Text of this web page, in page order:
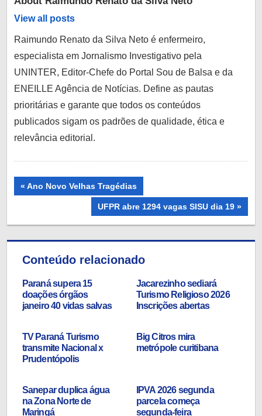
View all posts
Raimundo Renato da Silva Neto é enfermeiro,
especialista em Jornalismo Investigativo pela
UNINTER, Editor-Chefe do Portal Sou de Balsa e da
ENEILLE Agência de Notícias. Define as pautas
prioritárias e garante que todos os conteúdos
publicados sigam os padrões de qualidade, ética e
relevância editorial.
Navegação
Post
Previous
Ano Novo Velhas Tragédias
Next
UFPR abre 1294 vagas SISU dia 19
Conteúdo relacionado
Paraná supera 15
doações órgãos
janeiro 40 vidas salvas
Jacarezinho sediará
Turismo Religioso 2026
Inscrições abertas
TV Paraná Turismo
transmite Nacional x
Prudentópolis
Big Citros mira
metrópole curitibana
Sanepar duplica água
na Zona Norte de
Maringá
IPVA 2026 segunda
parcela começa
segunda-feira